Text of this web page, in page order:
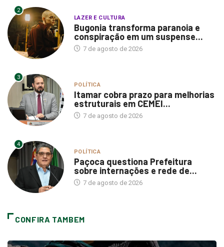
2
LAZER E CULTURA
Bugonia transforma paranoia e
conspiração em um suspense...
7 de agosto de 2026
3
POLÍTICA
Itamar cobra prazo para melhorias
estruturais em CEMEI...
7 de agosto de 2026
4
POLÍTICA
Paçoca questiona Prefeitura
sobre internações e rede de...
7 de agosto de 2026
CONFIRA TAMBEM